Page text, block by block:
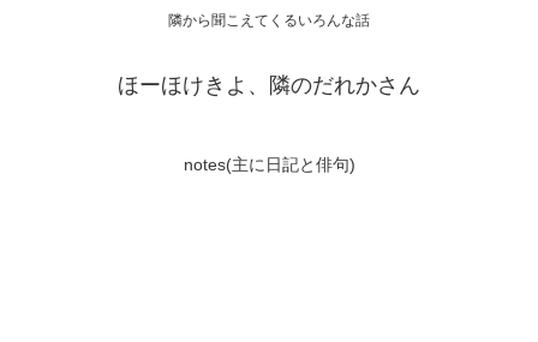
隣から聞こえてくるいろんな話
ほーほけきよ、隣のだれかさん
notes(主に日記と俳句)